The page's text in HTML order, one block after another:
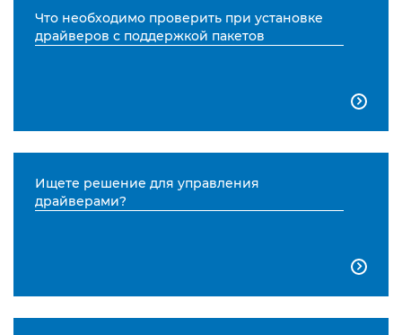
Что необходимо проверить при установке
драйверов с поддержкой пакетов

Ищете решение для управления
драйверами?
